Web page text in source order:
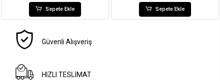
Sepete Ekle Sepete Ekle
Güvenli Alışveriş
HIZLI TESLİMAT